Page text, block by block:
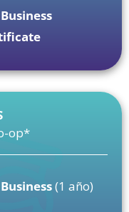
op*
(1 año)